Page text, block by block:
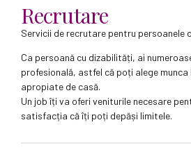
Recrutare
Servicii de recrutare pentru persoanele
Ca persoană cu dizabilități, ai
profesională, astfel că poți alege
apropiate de casă.
Un job îți va oferi veniturile necesare
satisfacția că îți poți depăși limitele.